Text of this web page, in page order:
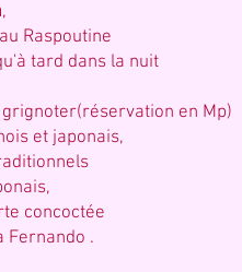
,
Raspoutine
tard dans la nuit
en Mp)
et japonais,
concoctée
Fernando .